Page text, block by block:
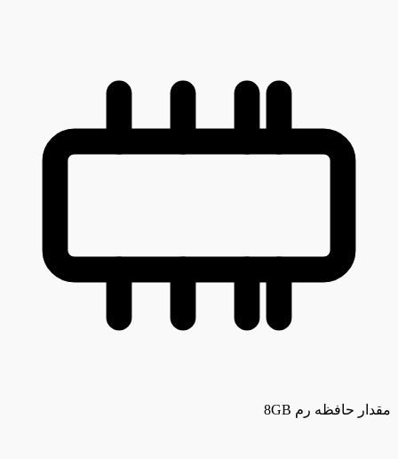
مقدار حافظه رم 8GB